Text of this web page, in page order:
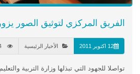
الفريق المركزي لتوثيق الصور
12 اكتوبر 2011 الأخبار الرئيسية
تواصلا للجهود التي تبذلها وزارة التربية